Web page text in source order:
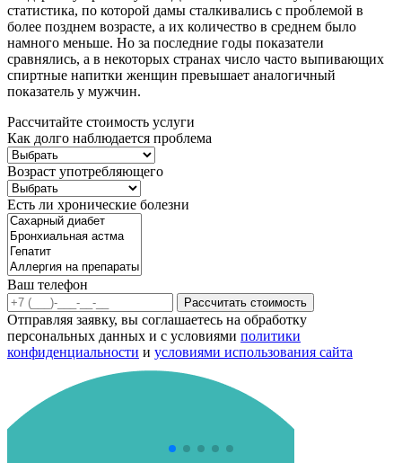
статистика, по которой дамы сталкивались с проблемой в
более позднем возрасте, а их количество в среднем было
намного меньше. Но за последние годы показатели
сравнялись, а в некоторых странах число часто выпивающих
спиртные напитки женщин превышает аналогичный
показатель у мужчин.
Рассчитайте стоимость услуги
Как долго наблюдается проблема
Возраст употребляющего
Есть ли хронические болезни
Ваш телефон
Рассчитать стоимость
Отправляя заявку, вы соглашаетесь на обработку
персональных данных и с условиями политики
конфиденциальности и условиями использования сайта